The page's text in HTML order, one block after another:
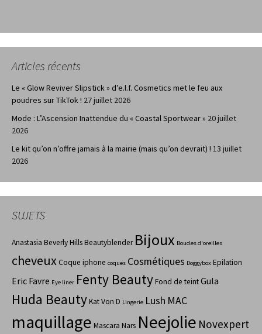
Articles récents
Le « Glow Reviver Slipstick » d’e.l.f. Cosmetics met le feu aux
poudres sur TikTok ! 27 juillet 2026
Mode : L’Ascension Inattendue du « Coastal Sportwear » 20 juillet
2026
Le kit qu’on n’offre jamais à la mairie (mais qu’on devrait) ! 13 juillet
2026
SUJETS
Anastasia Beverly HillsBeautyblender Bijoux Boucles d'oreilles
cheveuxCoque iphone coques Cosmétiques Doggybox Epilation
Eric Favre Eye liner Fenty BeautyFond de teintGula
Huda BeautyKat Von D Lingerie Lush MAC
maquillage Mascara Nars Neejolie Novexpert